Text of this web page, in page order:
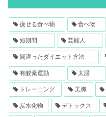
痩せる食べ物 食べ物
短期間 芸能人
間違ったダイエット方法
有酸素運動 太股
トレーニング 美脚
炭水化物 デトックス